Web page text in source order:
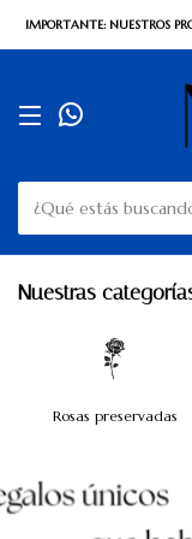
IMPORTANTE: NUESTROS
Nuestras
Rosas preservadas